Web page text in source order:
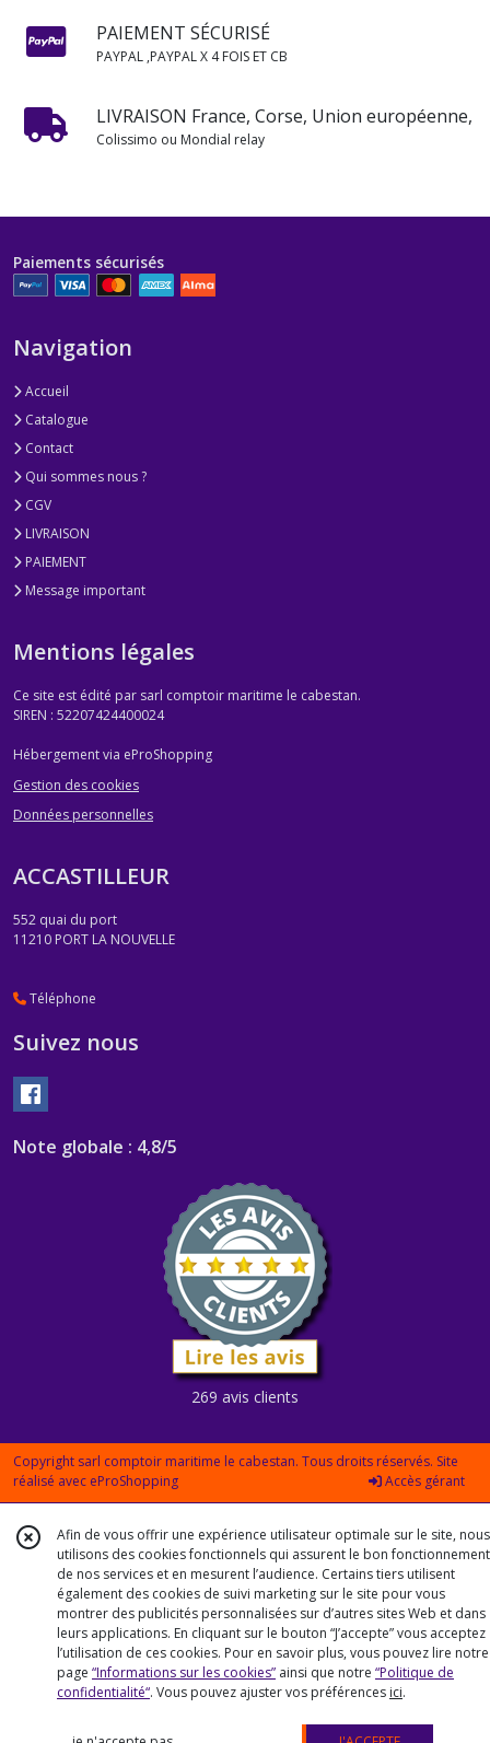
PAIEMENT SÉCURISÉ
PAYPAL ,PAYPAL X 4 FOIS ET CB
LIVRAISON France, Corse, Union européenne,
Colissimo ou Mondial relay
Paiements sécurisés
Navigation
Accueil
Catalogue
Contact
Qui sommes nous ?
CGV
LIVRAISON
PAIEMENT
Message important
Mentions légales
Ce site est édité par sarl comptoir maritime le cabestan.
SIREN : 52207424400024
Hébergement via eProShopping
Gestion des cookies
Données personnelles
ACCASTILLEUR
552 quai du port
11210 PORT LA NOUVELLE
Téléphone
Suivez nous
Note globale : 4,8/5
269 avis clients
Copyright sarl comptoir maritime le cabestan. Tous droits réservés. Site
réalisé avec eProShopping Accès gérant
Afin de vous offrir une expérience utilisateur optimale sur le site, nous
utilisons des cookies fonctionnels qui assurent le bon fonctionnement
de nos services et en mesurent l’audience. Certains tiers utilisent
également des cookies de suivi marketing sur le site pour vous
montrer des publicités personnalisées sur d’autres sites Web et dans
leurs applications. En cliquant sur le bouton “J’accepte” vous acceptez
l’utilisation de ces cookies. Pour en savoir plus, vous pouvez lire notre
page “Informations sur les cookies” ainsi que notre “Politique de
confidentialité“. Vous pouvez ajuster vos préférences ici.